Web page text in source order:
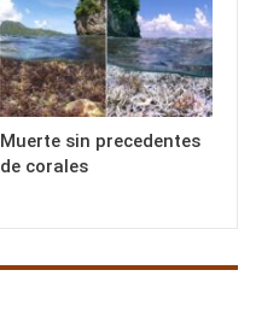
Muerte sin precedentes
de corales